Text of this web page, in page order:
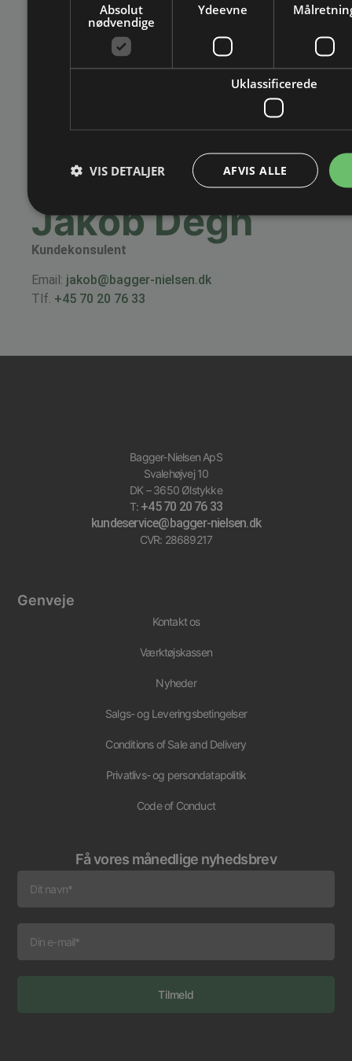
Ole Bendix
+45 70 20 76 33
Jakob Degn
Kundekonsulent
Email: jakob@bagger-nielsen.dk
Tlf. +45 70 20 76 33
Bagger-Nielsen ApS
Svalehøjvej 10
DK – 3650 Ølstykke
T: +45 70 20 76 33
kundeservice@bagger-nielsen.dk
CVR: 28689217
Genveje
Kontakt os
Værktøjskassen
Nyheder
Salgs- og Leveringsbetingelser
Conditions of Sale and Delivery
Privatlivs- og persondatapolitik
Code of Conduct
Få vores månedlige nyhedsbrev
Tilmeld
Absolut
nødvendige
Ydeevne
Uklassificerede
AFVIS ALLE
VIS DETALJER